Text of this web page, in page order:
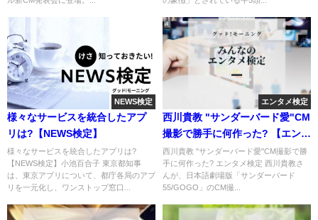
NEWS検定
様々なサービスを統合したアプ
リは?【NEWS検定】
様々なサービスを統合したアプリは?
【NEWS検定】小池百合子 東京都知事
は、東京アプリについて、都庁各局のアプ
リを一元化し、ワンストップ窓口...
エンタメ検定
西川貴教 "サンダーバード愛"CM
撮影で勝手に何作った? 【エンタ
メ検定】
西川貴教 "サンダーバード愛"CM撮影で勝
手に何作った? エンタメ検定 西川貴教さ
んが、日本語劇場版「サンダーバード
55/GOGO」のCM撮...